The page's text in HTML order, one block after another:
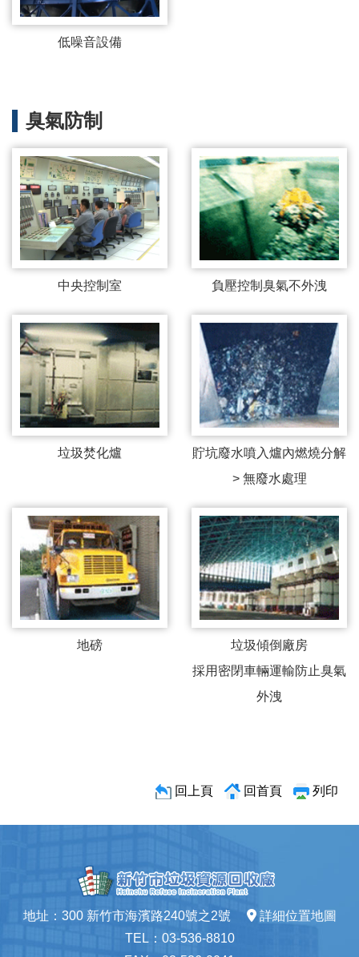
低噪音設備
臭氣防制
中央控制室 負壓控制臭氣不外洩
垃圾焚化爐
貯坑廢水噴入爐內燃燒分解
> 無廢水處理
地磅
垃圾傾倒廠房
採用密閉車輛運輸防止臭氣
外洩
回上頁 回首頁 列印
地址：300 新竹市海濱路240號之2號
詳細位置地圖
TEL：03-536-8810